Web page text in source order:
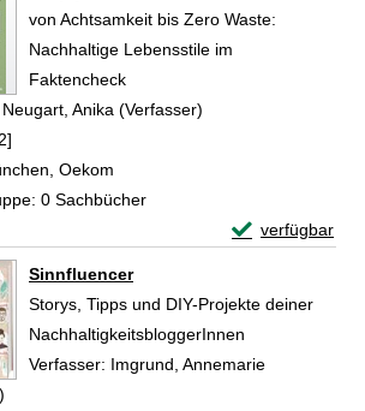
von Achtsamkeit bis Zero Waste:
Nachhaltige Lebensstile im
Faktencheck
Neugart, Anika (Verfasser)
Oekom
0 Sachbücher
verfügbar
Exemplar-
Sinnfluencer
Storys, Tipps und DIY-Projekte deiner
NachhaltigkeitsbloggerInnen
Verfasser: Imgrund, Annemarie